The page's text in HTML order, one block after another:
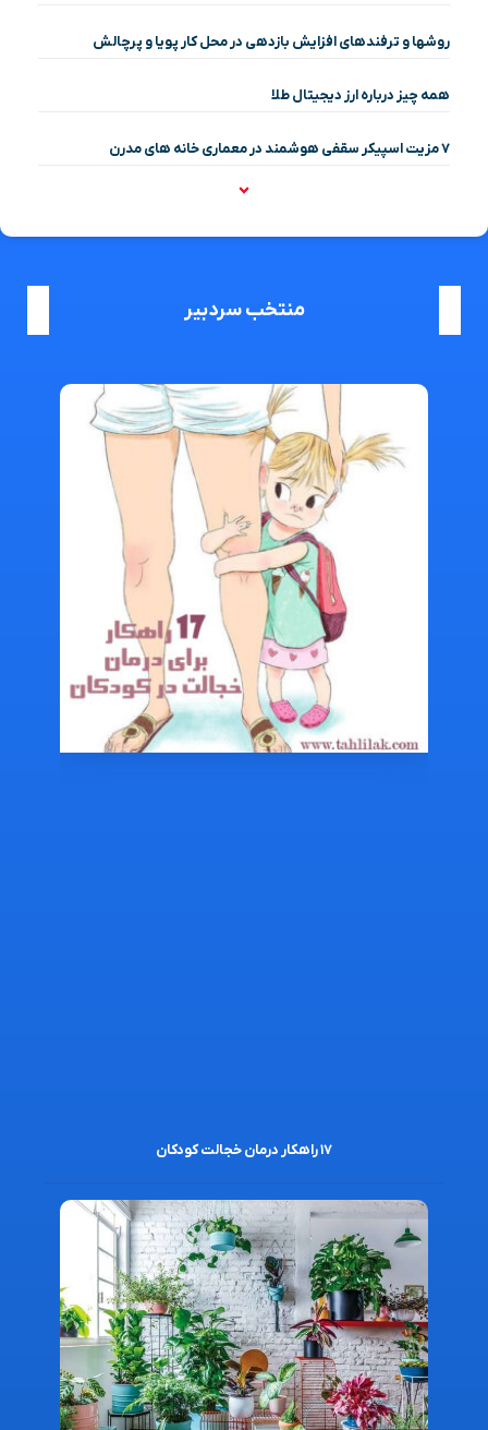
روشها و ترفندهای افزایش بازدهی در محل کار پویا و پرچالش
همه چیز درباره ارز دیجیتال طلا
۷ مزیت اسپیکر سقفی هوشمند در معماری خانه‌ های مدرن
منتخب سردبیر
۱۷ راهکار درمان خجالت کودکان